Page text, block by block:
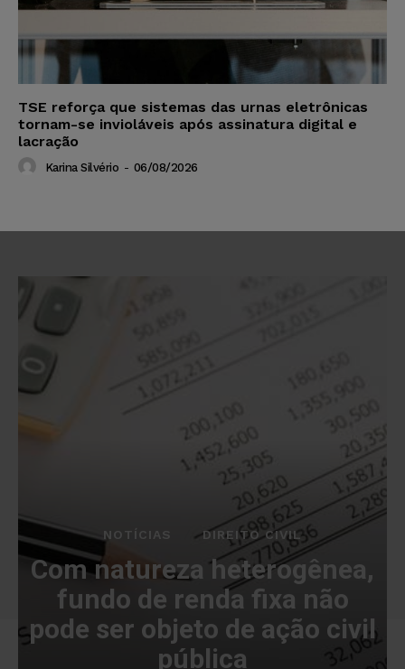
TSE reforça que sistemas das urnas eletrônicas
tornam-se invioláveis após assinatura digital e
lacração
Karina Silvério - 06/08/2026